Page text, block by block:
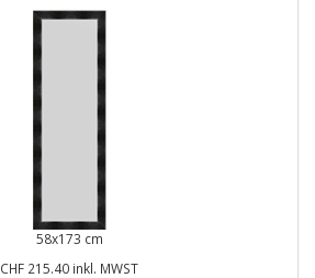
58x173 cm
CHF 215.40 inkl. MWST